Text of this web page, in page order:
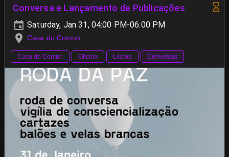
Conversa e Lançamento de Publicações
Saturday, Jan 31, 04:00 PM-06:00 PM
Casa do Comun
Casa do Comun Oficina Lisboa Conversas